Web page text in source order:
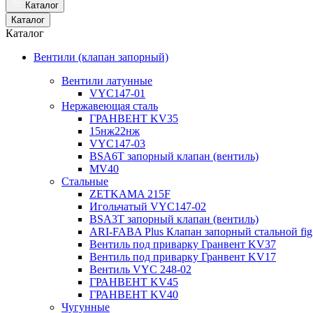
Каталог
Каталог
Каталог
Вентили (клапан запорный)
Вентили латунные
VYC147-01
Нержавеющая сталь
ГРАНВЕНТ KV35
15нж22нж
VYC147-03
BSA6T запорный клапан (вентиль)
MV40
Стальные
ZETKAMA 215F
Игольчатый VYC147-02
BSA3T запорный клапан (вентиль)
ARI-FABA Plus Клапан запорный стальной
Вентиль под приварку Гранвент KV37
Вентиль под приварку Гранвент KV17
Вентиль VYC 248-02
ГРАНВЕНТ KV45
ГРАНВЕНТ KV40
Чугунные